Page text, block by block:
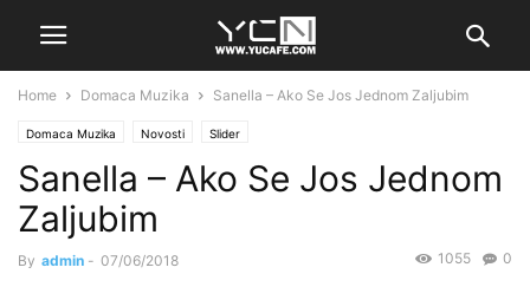
Home Domaca Muzika Sanella – Ako Se Jos Jednom Zaljubim
Domaca Muzika Novosti Slider
Sanella – Ako Se Jos Jednom
Zaljubim
By admin - 07/06/2018 0
1055